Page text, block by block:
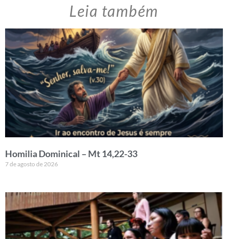
Leia também
Homilia Dominical – Mt 14,22-33
7 de agosto de 2026